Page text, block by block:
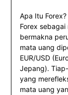
Apa Itu Forex?
Forex
bermakna
mata uang
EUR/USD
Jepang).
yang
mata uang